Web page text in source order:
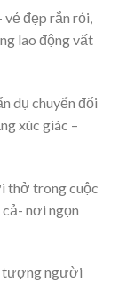
vẻ đẹp rắn rỏi,
lao động vất
dụ chuyển đổi
xúc giác –
thở trong cuộc
nơi ngọn
tượng người